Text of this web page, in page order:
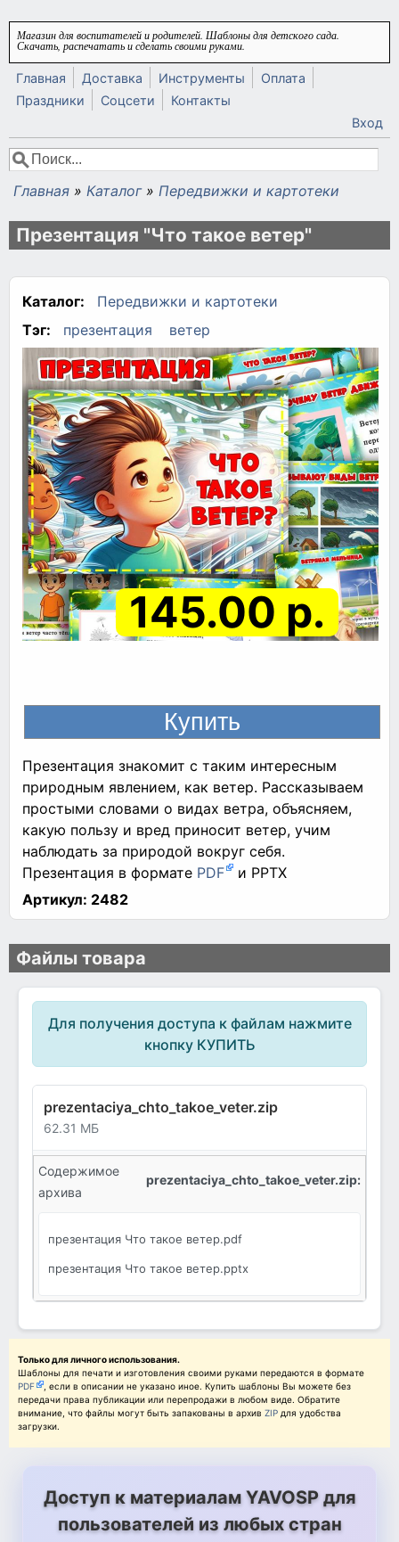
Перейти к основному содержанию
Магазин для воспитателей и родителей. Шаблоны для детского сада.
Скачать, распечатать и сделать своими руками.
Главная Доставка Инструменты
Оплата
Праздники
Соцсети
Контакты
Вход
Форма поиска
Поиск
Вы здесь
Главная » Каталог » Передвижки и картотеки
Презентация "Что такое ветер"
Каталог:
Передвижки и картотеки
Тэг:
презентация ветер
145.00 р.
Презентация знакомит с таким интересным
природным явлением, как ветер. Рассказываем
простыми словами о видах ветра, объясняем,
какую пользу и вред приносит ветер, учим
наблюдать за природой вокруг себя.
Презентация в формате PDF
и PPTX
Артикул: 2482
Файлы товара
Для получения доступа к файлам нажмите
кнопку КУПИТЬ
prezentaciya_chto_takoe_veter.zip
62.31 МБ
Содержимое
архива
prezentaciya_chto_takoe_veter.zip:
презентация Что такое ветер.pdf
презентация Что такое ветер.pptx
Только для личного использования.
Шаблоны для печати и изготовления своими руками передаются в формате
PDF
, если в описании не указано иное. Купить шаблоны Вы можете без
передачи права публикации или перепродажи в любом виде. Обратите
внимание, что файлы могут быть запакованы в архив ZIP для удобства
загрузки.
Доступ к материалам YAVOSP для
пользователей из любых стран